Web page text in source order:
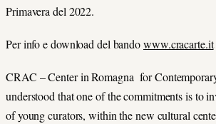
Primavera del 2022.
Per info e download del bandowww.cracarte.it
CRAC – Center in Romagna for
understood that one of the commitments is to
of young curators, within the new cultural